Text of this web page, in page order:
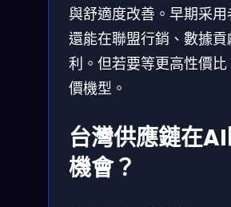
與舒適度改善。早期采
還能在聯盟行銷、數據
利。但若要等更高性價
價機型。
台灣供應鏈在
機會？